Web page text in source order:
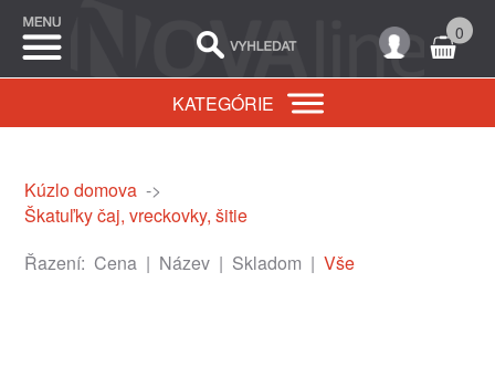
0
KATEGÓRIE
Kúzlo domova->
Škatuľky čaj, vreckovky, šitie
Řazení: Cena| Název| Skladom | Vše